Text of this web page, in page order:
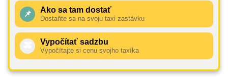
📌 Ako sa tam dostať
Dostaňte sa na svoju taxi zastávku
Vypočítať sadzbu
Vypočítajte si cenu svojho taxíka